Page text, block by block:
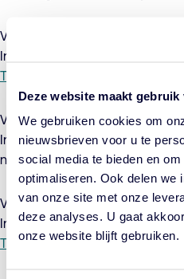
Deze website maakt gebruik
We gebruiken cookies om
nieuwsbrieven voor u te
social media te bieden en
optimaliseren. Ook delen we
van onze site met onze
deze analyses. U gaat
onze website blijft gebruiken.
Voor meer informatie met
Index Aandelenfonds Europa
Toelichting (pdf)
Voor meer informatie met
Index Aandelenfonds Noord-
naar deToelichting (pdf)en het
Voor meer informatie met
Index Aandelenfonds Pacific
Toelichting (pdf) en het